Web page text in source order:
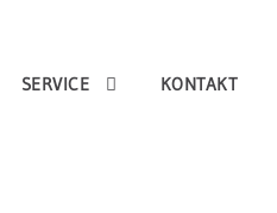
SERVICE KONTAKT